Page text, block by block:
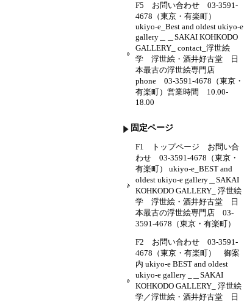
F5 お問い合わせ 03-3591-
4678（東京・有楽町）
ukiyo-e_Best and oldest ukiyo-e
gallery＿＿SAKAI KOHKODO
GALLERY_ contact_浮世絵
学 浮世絵・酒井好古堂 日
本最古の浮世絵専門店
phone 03-3591-4678（東京・
有楽町）営業時間 10.00-
18.00
固定ページ
F1 トップページ お問い合
わせ 03-3591-4678（東京・
有楽町） ukiyo-e_BEST and
oldest ukiyo-e gallery＿SAKAI
KOHKODO GALLERY_ 浮世絵
学 浮世絵・酒井好古堂 日
本最古の浮世絵専門店 03-
3591-4678（東京・有楽町）
F2 お問い合わせ 03-3591-
4678（東京・有楽町） 御案
内 ukiyo-e BEST and oldest
ukiyo-e gallery _＿SAKAI
KOHKODO GALLERY_ 浮世絵
学／浮世絵・酒井好古堂 日